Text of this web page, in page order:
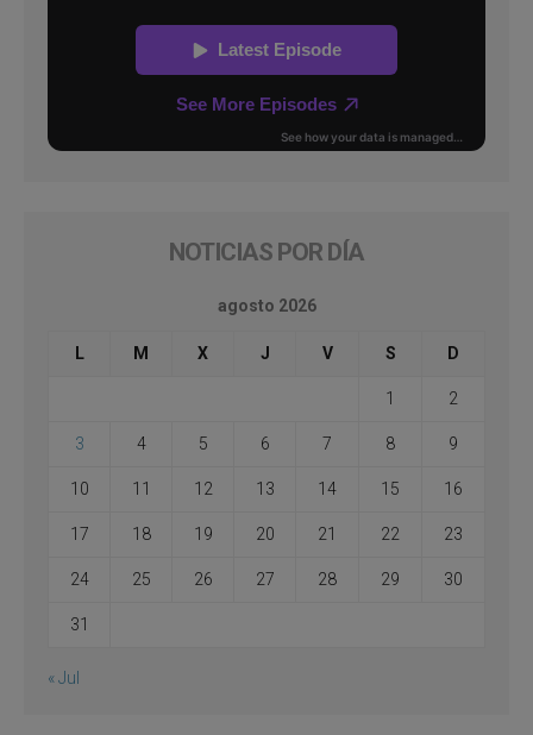
NOTICIAS POR DÍA
agosto 2026
L M X J V S D
1 2
3 4 5 6 7 8 9
10 11 12 13 14 15 16
17 18 19 20 21 22 23
24 25 26 27 28 29 30
31
« Jul